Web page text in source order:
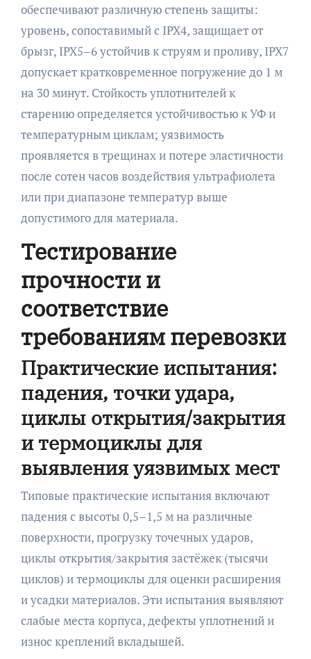
обеспечивают различную степень защиты:
уровень, сопоставимый с IPX4, защищает от
брызг, IPX5–6 устойчив к струям и проливу, IPX7
допускает кратковременное погружение до 1 м
на 30 минут. Стойкость уплотнителей к
старению определяется устойчивостью к УФ и
температурным циклам; уязвимость
проявляется в трещинах и потере эластичности
после сотен часов воздействия ультрафиолета
или при диапазоне температур выше
допустимого для материала.
Тестирование
прочности и
соответствие
требованиям перевозки
Практические испытания:
падения, точки удара,
циклы открытия/закрытия
и термоциклы для
выявления уязвимых мест
Типовые практические испытания включают
падения с высоты 0,5–1,5 м на различные
поверхности, прогрузку точечных ударов,
циклы открытия/закрытия застёжек (тысячи
циклов) и термоциклы для оценки расширения
и усадки материалов. Эти испытания выявляют
слабые места корпуса, дефекты уплотнений и
износ креплений вкладышей.